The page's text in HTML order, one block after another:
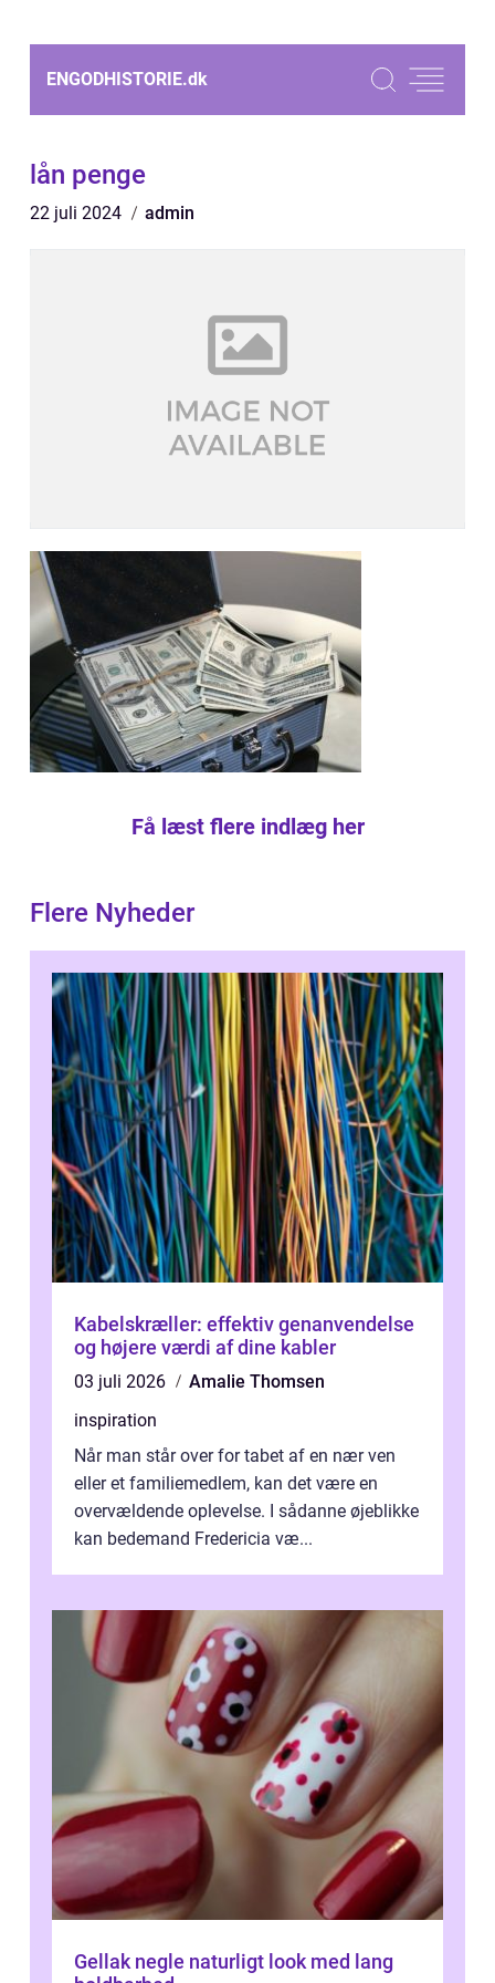
ENGODHISTORIE.dk
lån penge
22 juli 2024 admin
Få læst flere indlæg her
Flere Nyheder
Kabelskræller: effektiv genanvendelse
og højere værdi af dine kabler
03 juli 2026
Amalie Thomsen
inspiration
Når man står over for tabet af en nær ven
eller et familiemedlem, kan det være en
overvældende oplevelse. I sådanne øjeblikke
kan bedemand Fredericia væ...
Gellak negle naturligt look med lang